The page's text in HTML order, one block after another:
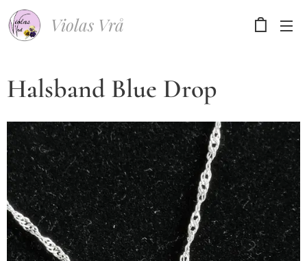
Violas Vrå
Halsband Blue Drop